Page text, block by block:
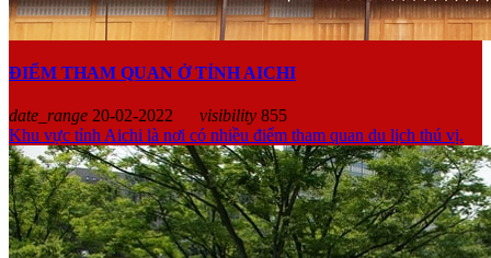
ĐIỂM THAM QUAN Ở TỈNH AICHI
date_range 20-02-2022 visibility 855
Khu vực tỉnh Aichi là nơi có nhiều điểm tham quan du lịch thú vị.